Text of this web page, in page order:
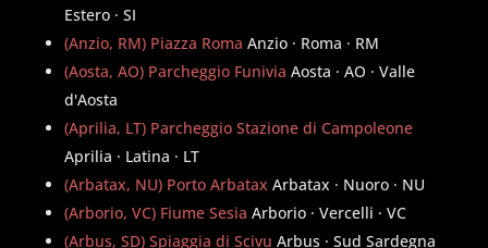
Estero · SI
(Anzio, RM) Piazza Roma Anzio · Roma · RM
(Aosta, AO) Parcheggio Funivia Aosta · AO · Valle
d'Aosta
(Aprilia, LT) Parcheggio Stazione di Campoleone
Aprilia · Latina · LT
(Arbatax, NU) Porto Arbatax Arbatax · Nuoro · NU
(Arborio, VC) Fiume Sesia Arborio · Vercelli · VC
(Arbus, SD) Spiaggia di Scivu Arbus · Sud Sardegna